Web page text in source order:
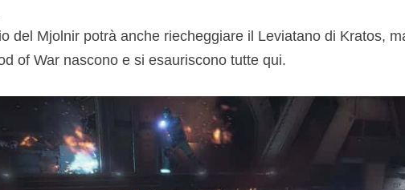
del Mjolnir potrà anche riecheggiare il Leviatano di Kratos,
of War nascono e si esauriscono tutte qui.